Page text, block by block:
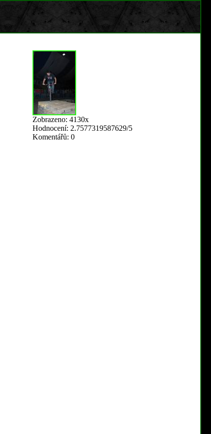
Zobrazeno: 4130x
Hodnocení: 2.7577319587629/5
Komentářů: 0